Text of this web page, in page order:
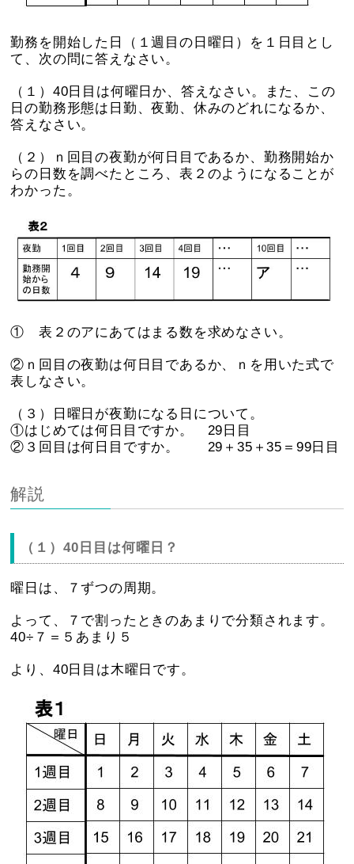
勤務を開始した日（１週目の日曜日）を１日目とし
て、次の問に答えなさい。
（１）40日目は何曜日か、答えなさい。また、この
日の勤務形態は日勤、夜勤、休みのどれになるか、
答えなさい。
（２）ｎ回目の夜勤が何日目であるか、勤務開始か
らの日数を調べたところ、表２のようになることが
わかった。
① 表２のアにあてはまる数を求めなさい。
②ｎ回目の夜勤は何日目であるか、ｎを用いた式で
表しなさい。
（３）日曜日が夜勤になる日について。
①はじめては何日目ですか。 29日目
②３回目は何日目ですか。 29＋35＋35＝99日目
解説
（１）40日目は何曜日？
曜日は、７ずつの周期。
よって、７で割ったときのあまりで分類されます。
40÷７＝５あまり５
より、40日目は木曜日です。